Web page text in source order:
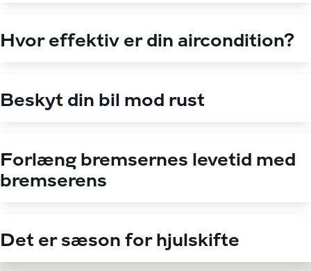
Hvor effektiv er din aircondition?
Beskyt din bil mod rust
Forlæng bremsernes levetid med
bremserens
Det er sæson for hjulskifte